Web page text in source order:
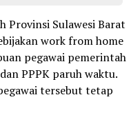
Provinsi Sulawesi Barat
work from home
pegawai pemerintah
PPPK paruh waktu.
tersebut tetap